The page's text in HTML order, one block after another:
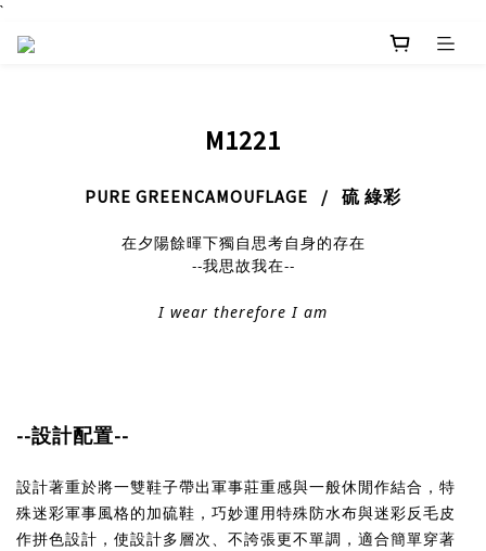
`
M1221
PURE GREENCAMOUFLAGE / 硫 綠彩
在夕陽餘暉下獨自思考自身的存在
--我思故我在--
I wear therefore I am
--設計配置--
設計著重於將一雙鞋子帶出軍事莊重感與一般休閒作結合，特
殊迷彩軍事風格的加硫鞋，巧妙運用特殊防水布與迷彩反毛皮
作拼色設計 ，使設計多層次、不誇張更不單調，適合簡單穿著